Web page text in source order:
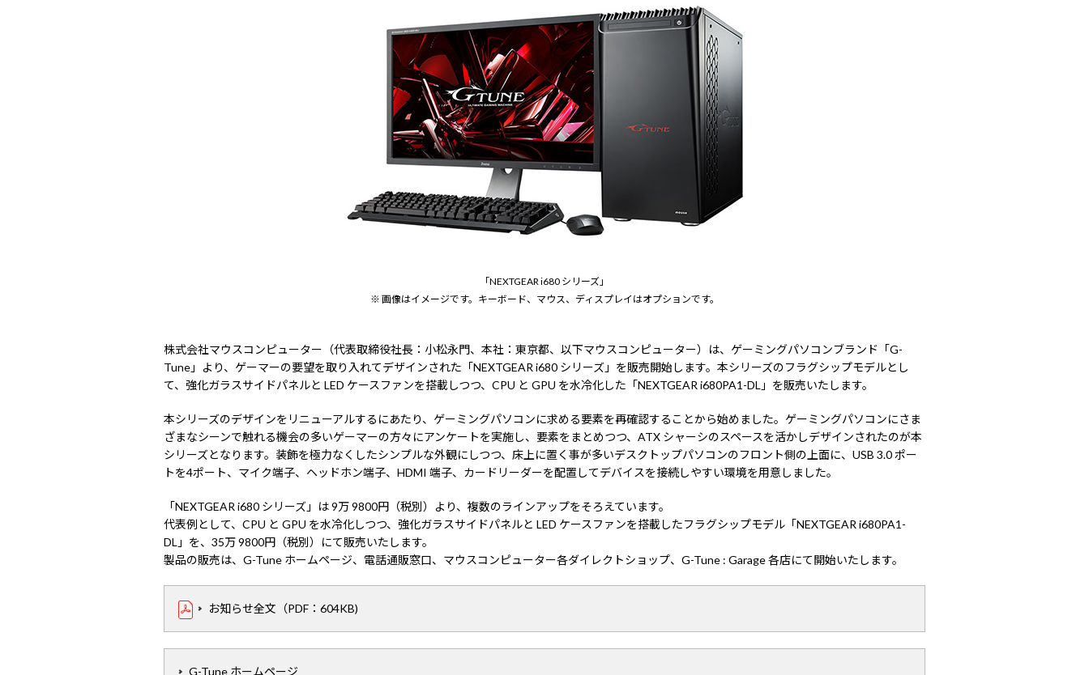
「NEXTGEAR i680 シリーズ」
※ 画像はイメージです。キーボード、マウス、ディスプレイはオプションです。
株式会社マウスコンピューター（代表取締役社長：小松永門、本社：東京都、以下マウスコンピューター）は、ゲーミングパソコンブランド「G-
Tune」より、ゲーマーの要望を取り入れてデザインされた「NEXTGEAR i680 シリーズ」を販売開始します。本シリーズのフラグシップモデルとし
て、強化ガラスサイドパネルと LED ケースファンを搭載しつつ、CPU と GPU を水冷化した「NEXTGEAR i680PA1-DL」を販売いたします。
本シリーズのデザインをリニューアルするにあたり、ゲーミングパソコンに求める要素を再確認することから始めました。ゲーミングパソコンにさま
ざまなシーンで触れる機会の多いゲーマーの方々にアンケートを実施し、要素をまとめつつ、ATX シャーシのスペースを活かしデザインされたのが本
シリーズとなります。装飾を極力なくしたシンプルな外観にしつつ、床上に置く事が多いデスクトップパソコンのフロント側の上面に、USB 3.0 ポー
トを4ポート、マイク端子、ヘッドホン端子、HDMI 端子、カードリーダーを配置してデバイスを接続しやすい環境を用意しました。
「NEXTGEAR i680 シリーズ」は 9万 9800円（税別）より、複数のラインアップをそろえています。
代表例として、CPU と GPU を水冷化しつつ、強化ガラスサイドパネルと LED ケースファンを搭載したフラグシップモデル「NEXTGEAR i680PA1-
DL」を、35万 9800円（税別）にて販売いたします。
製品の販売は、G-Tune ホームページ、電話通販窓口、マウスコンピューター各ダイレクトショップ、G-Tune : Garage 各店にて開始いたします。
お知らせ全文（PDF：604KB)
G-Tune ホームページ